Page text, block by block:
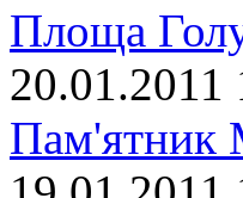
Площа
20.01.2011
Пам'ятник